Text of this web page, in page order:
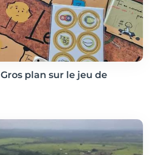
plan sur le jeu de